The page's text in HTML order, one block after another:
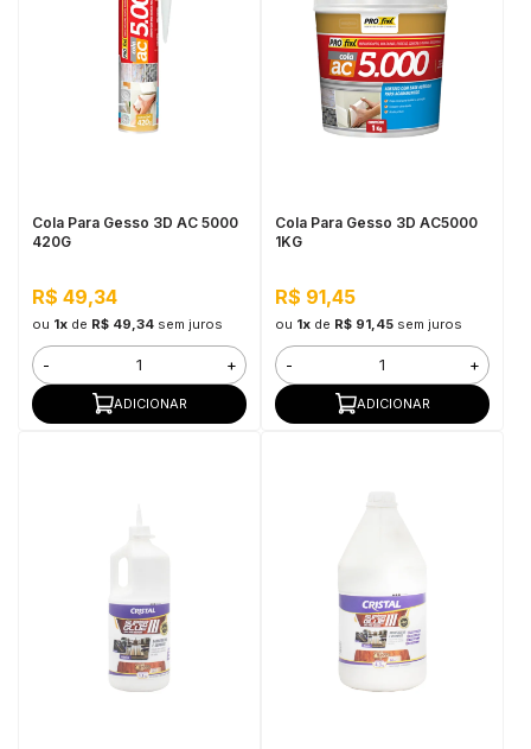
Cola Para Gesso 3D AC 5000
420G
R$ 49,34
ou 1xde R$ 49,34 sem juros
- +
ADICIONAR
Cola Para Gesso 3D AC5000
1KG
R$ 91,45
ou 1xde R$ 91,45 sem juros
- +
ADICIONAR